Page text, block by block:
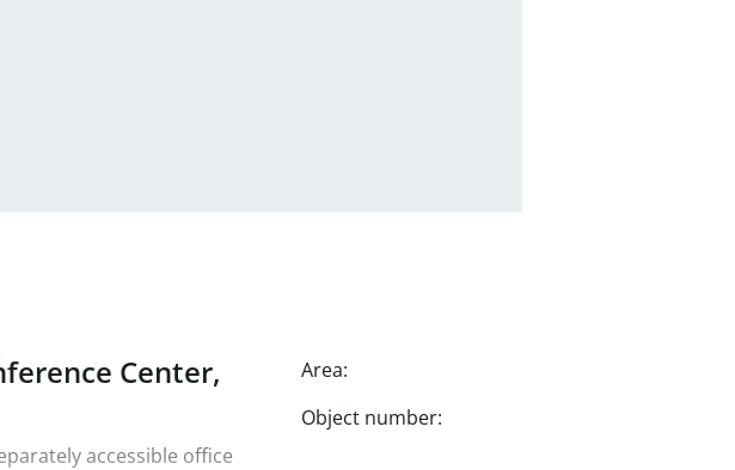
Center,
accessible office
Area:
Object number: